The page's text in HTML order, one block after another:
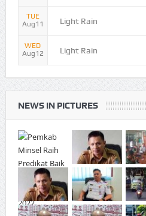
TUE
Aug11
Light Rain
WED
Aug12
Light Rain
NEWS IN PICTURES